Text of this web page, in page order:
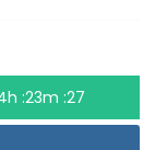
:23m :26